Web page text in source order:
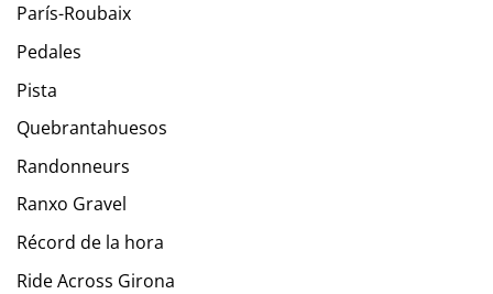
París-Roubaix
Pedales
Pista
Quebrantahuesos
Randonneurs
Ranxo Gravel
Récord de la hora
Ride Across Girona